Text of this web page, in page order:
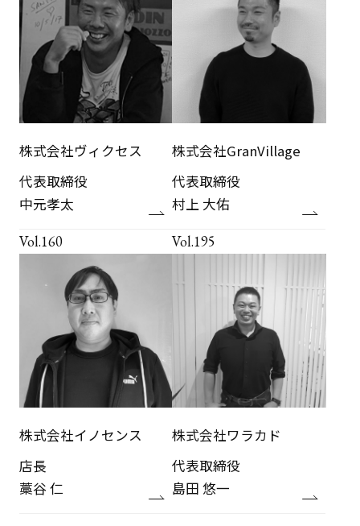
株式会社ヴィクセス
代表取締役
中元孝太
株式会社GranVillage
代表取締役
村上 大佑
Vol.160
株式会社イノセンス
店長
藁谷 仁
Vol.195
株式会社ワラカド
代表取締役
島田 悠一